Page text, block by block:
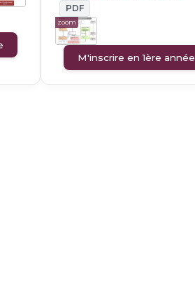
PDF
zoom
M'inscrire en 1ère année